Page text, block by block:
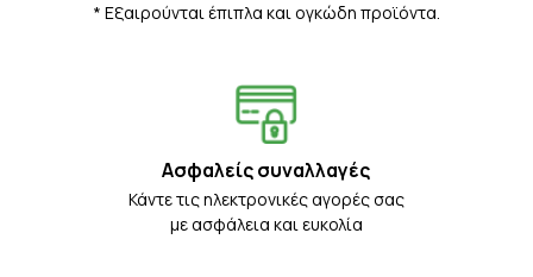
* Eξαιρούνται έπιπλα και ογκώδη προϊόντα.
Ασφαλείς συναλλαγές
Κάντε τις ηλεκτρονικές αγορές σας
με ασφάλεια και ευκολία